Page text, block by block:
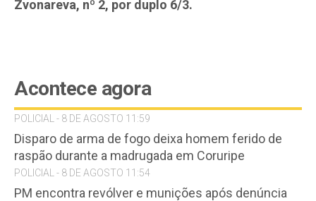
Zvonareva, nº 2, por duplo 6/3.
Acontece agora
POLICIAL - 8 DE AGOSTO 11:59
Disparo de arma de fogo deixa homem ferido de
raspão durante a madrugada em Coruripe
POLICIAL - 8 DE AGOSTO 11:54
PM encontra revólver e munições após denúncia